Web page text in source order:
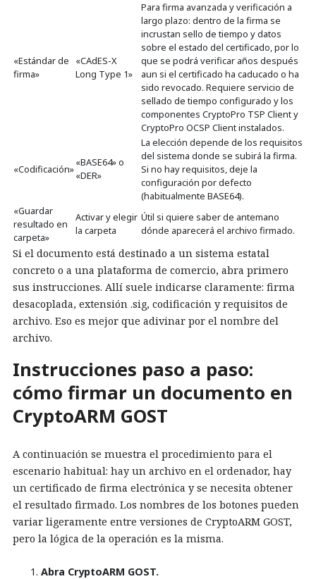
«Estándar de
firma»
«CAdES-X
Long Type 1»
Para firma avanzada y verificación a
largo plazo: dentro de la firma se
incrustan sello de tiempo y datos
sobre el estado del certificado, por lo
que se podrá verificar años después
aun si el certificado ha caducado o ha
sido revocado. Requiere servicio de
sellado de tiempo configurado y los
componentes CryptoPro TSP Client y
CryptoPro OCSP Client instalados.
«Codificación»
«BASE64» o
«DER»
La elección depende de los requisitos
del sistema donde se subirá la firma.
Si no hay requisitos, deje la
configuración por defecto
(habitualmente BASE64).
«Guardar
resultado en
carpeta»
Activar y elegir
la carpeta
Útil si quiere saber de antemano
dónde aparecerá el archivo firmado.
Si el documento está destinado a un sistema estatal
concreto o a una plataforma de comercio, abra primero
sus instrucciones. Allí suele indicarse claramente: firma
desacoplada, extensión .sig, codificación y requisitos de
archivo. Eso es mejor que adivinar por el nombre del
archivo.
Instrucciones paso a paso:
cómo firmar un documento en
CryptoARM GOST
A continuación se muestra el procedimiento para el
escenario habitual: hay un archivo en el ordenador, hay
un certificado de firma electrónica y se necesita obtener
el resultado firmado. Los nombres de los botones pueden
variar ligeramente entre versiones de CryptoARM GOST,
pero la lógica de la operación es la misma.
Abra CryptoARM GOST.